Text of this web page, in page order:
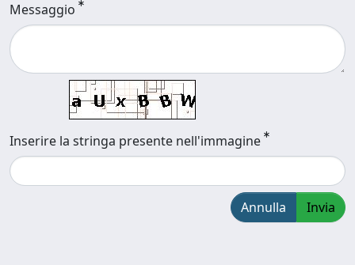
Messaggio
Inserire la stringa presente nell'immagine
Annulla Invia